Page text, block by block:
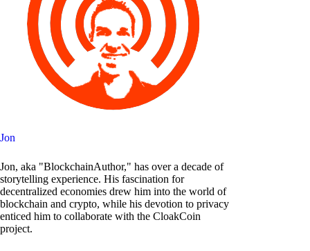
Jon
Jon, aka "BlockchainAuthor," has over a decade of
storytelling experience. His fascination for
decentralized economies drew him into the world of
blockchain and crypto, while his devotion to privacy
enticed him to collaborate with the CloakCoin
project.